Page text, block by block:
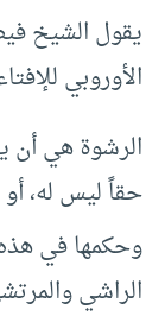
يقول الشيخ
الأوروبي
الرشوة هي أن
حقاً ليس له،
وحكمها في هذه
الراشي